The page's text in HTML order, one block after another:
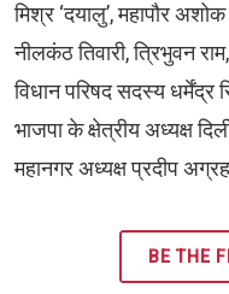
मिश्र ‘दयालु’, महापौर
नीलकंठ तिवारी, त्रिभुवन
विधान परिषद सदस्य धर्मेंद्र
भाजपा के क्षेत्रीय अध्यक्ष
महानगर अध्यक्ष प्रदीप
BE THE